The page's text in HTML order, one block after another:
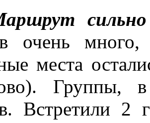
очень
места
Группы,
Встретили